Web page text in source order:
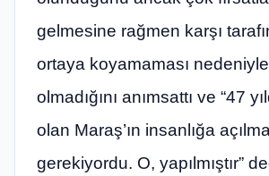
gelmesine rağmen karşı
ortaya koyamaması
olmadığını anımsattı ve “47
olan Maraş’ın insanlığa
gerekiyordu. O, yapılmıştır”